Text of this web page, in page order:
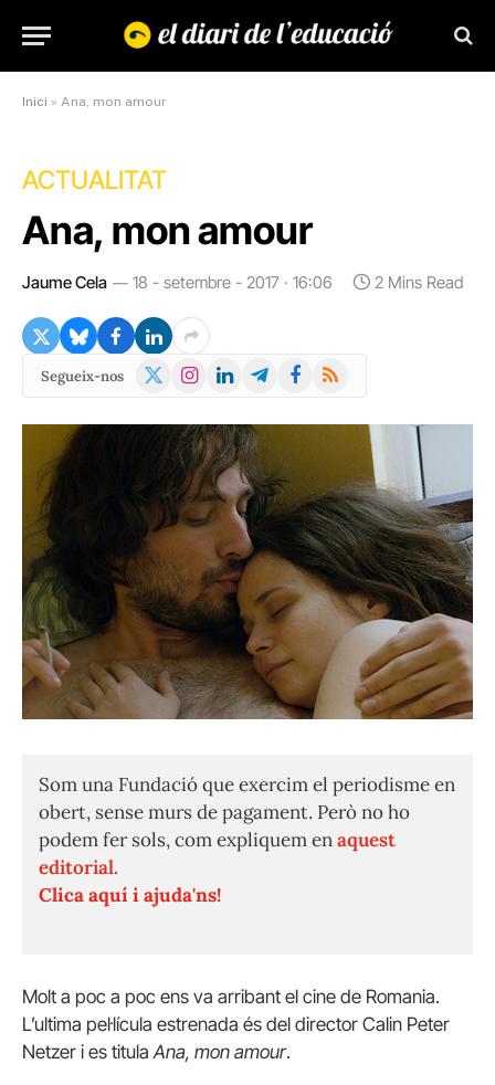
Inici » Ana, mon amour
ACTUALITAT
Ana, mon amour
Jaume Cela 18 - setembre - 2017 · 16:06 2 Mins Read
Segueix-nos
X
Instagram
LinkedInTelegramFacebook
RSS
Som una Fundació que exercim el periodisme en
obert, sense murs de pagament. Però no ho
podem fer sols, com expliquem enaquest
editorial.
Clica aquí i ajuda'ns!
Molt a poc a poc ens va arribant el cine de Romania.
L’ultima pel·lícula estrenada és del director Calin Peter
Netzer i es titula Ana, mon amour.